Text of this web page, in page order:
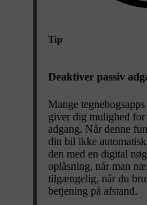
Tip
Deaktiver passiv
Mange
giver dig mulighed for
adgang. Når denne
din bil ikke
den med en digital
oplåsning, når man
tilgængelig, når du
betjening på afstand.